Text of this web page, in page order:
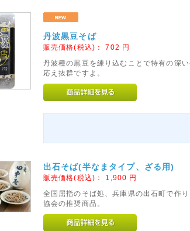
丹波黒豆そば
販売価格(税込)：702 円
丹波種の黒豆を練り込むことで特有の深
応え抜群ですよ。
出石そば(半なまタイプ、ざる用)
販売価格(税込)： 1,900 円
全国屈指のそば処、兵庫県の出石町で作
協会の推奨商品。